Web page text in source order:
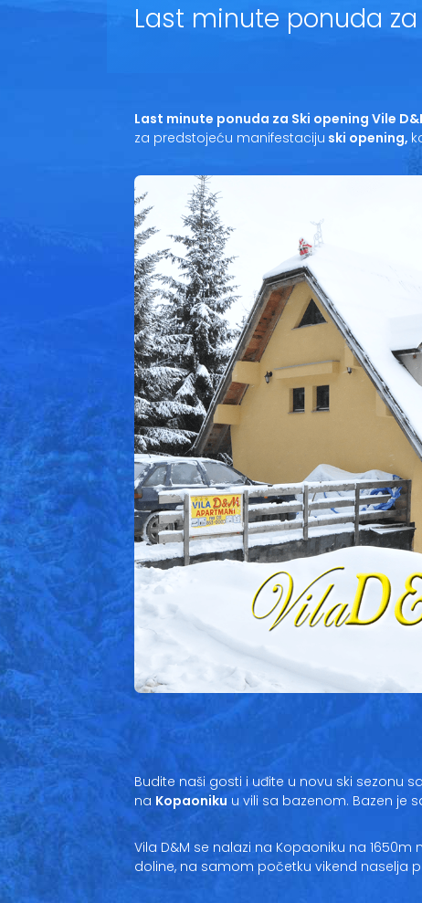
Last minute ponuda
Last minute ponuda za Ski opening Vile
za predstojeću manifestaciju ski opening,
Budite naši gosti i uđite u novu ski sezonu
na Kopaoniku u vili sa bazenom. Bazen je
Vila D&M se nalazi na Kopaoniku na
doline, na samom početku vikend naselja